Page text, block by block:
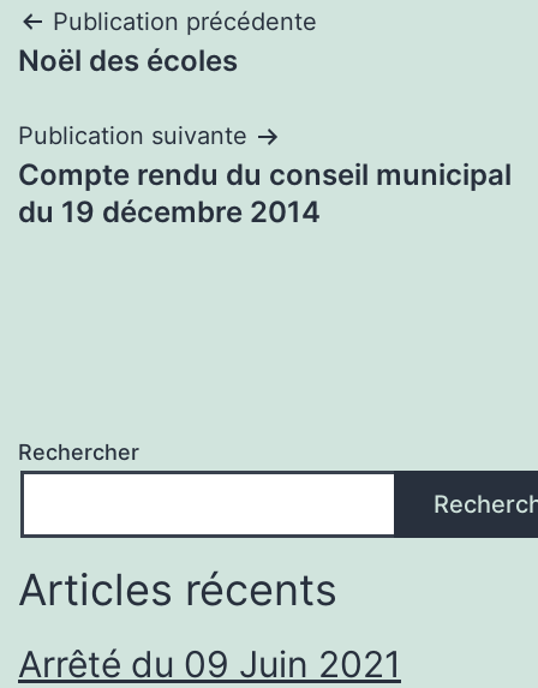
Navigation
de
l’article
Publication précédente
Noël des écoles
Publication suivante
Compte rendu du conseil municipal
du 19 décembre 2014
Rechercher
Articles récents
Arrêté du 09 Juin 2021